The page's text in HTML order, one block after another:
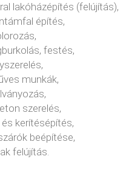
lakóházépítés (felújítás),
építés,
festés,
munkák,
szerelés,
és kerítésépítés,
beépítése,
felújítás.